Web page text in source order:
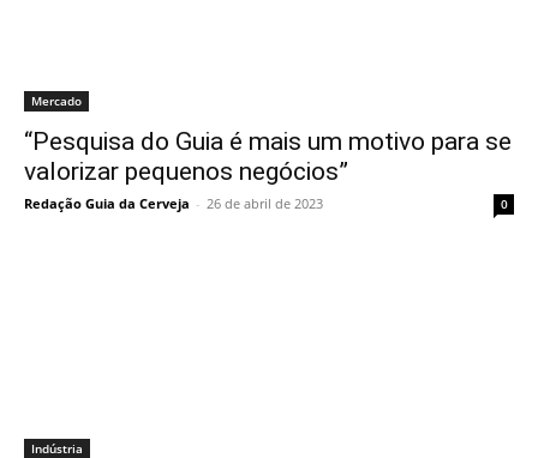
Mercado
“Pesquisa do Guia é mais um motivo para se
valorizar pequenos negócios”
Redação Guia da Cerveja - 26 de abril de 2023 0
Indústria